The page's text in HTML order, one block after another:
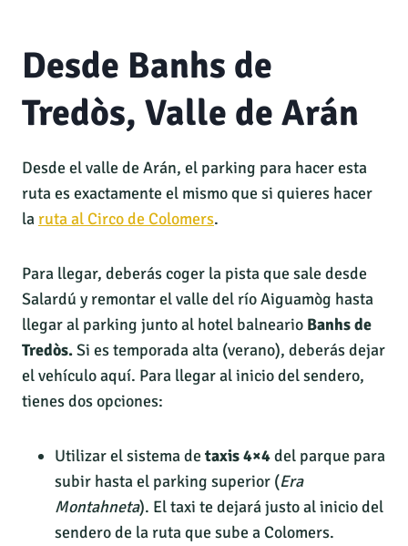
Desde Banhs de
Tredòs, Valle de Arán
Desde el valle de Arán, el parking para hacer esta
ruta es exactamente el mismo que si quieres hacer
la ruta al Circo de Colomers.
Para llegar, deberás coger la pista que sale desde
Salardú y remontar el valle del río Aiguamòg hasta
llegar al parking junto al hotel balneario Banhs de
Tredòs.Si es temporada alta (verano), deberás dejar
el vehículo aquí. Para llegar al inicio del sendero,
tienes dos opciones:
Utilizar el sistema de taxis 4×4del parque para
subir hasta el parking superior (Era
Montahneta). El taxi te dejará justo al inicio del
sendero de la ruta que sube a Colomers.